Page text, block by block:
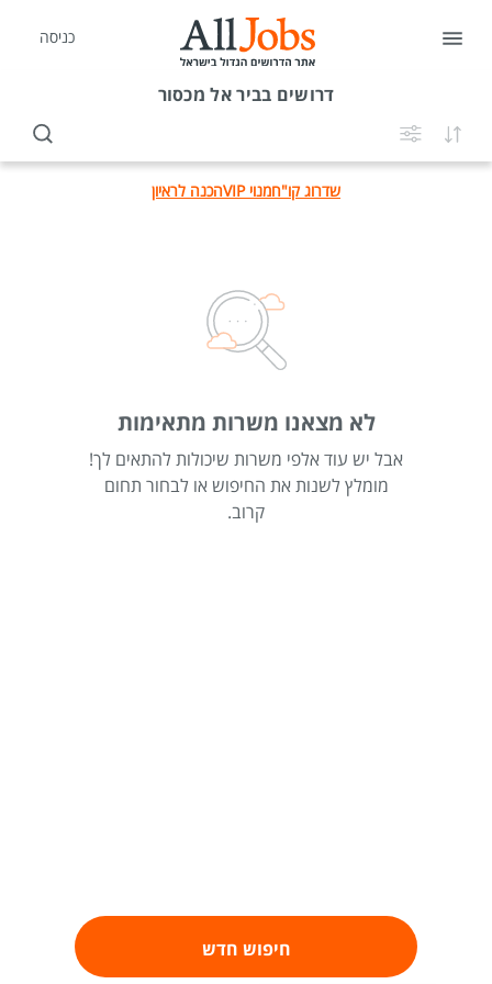
כניסה
דרושים בביר אל מכסור
שדרוג קו"חמנוי VIP הכנה לראיון
לא מצאנו משרות מתאימות
אבל יש עוד אלפי משרות שיכולות להתאים לך!
מומלץ לשנות את החיפוש או לבחור תחום
קרוב.
חיפוש חדש